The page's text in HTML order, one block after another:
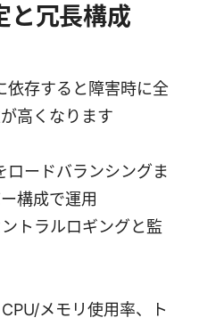
と冗長構成
依存すると障害時に全
高くなります
ードバランシングま
構成で運用
トラルロギングと監
メモリ使用率、ト